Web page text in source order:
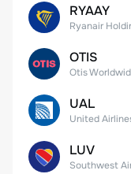
RYAAY
OTIS
UAL
LUV